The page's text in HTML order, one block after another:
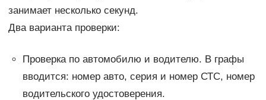
занимает несколько секунд.
Два варианта проверки:
Проверка по автомобилю и водителю. В графы
вводится: номер авто, серия и номер СТС, номер
водительского удостоверения.